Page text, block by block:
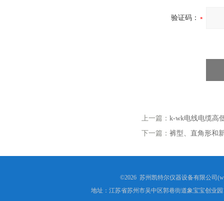
验证码：
上一篇： k-wk电线电缆高
下一篇： 裤型、直角形和
©2026 苏州凯特尔仪器设备有限公司
地址：江苏省苏州市吴中区郭巷街道象宝宝创业